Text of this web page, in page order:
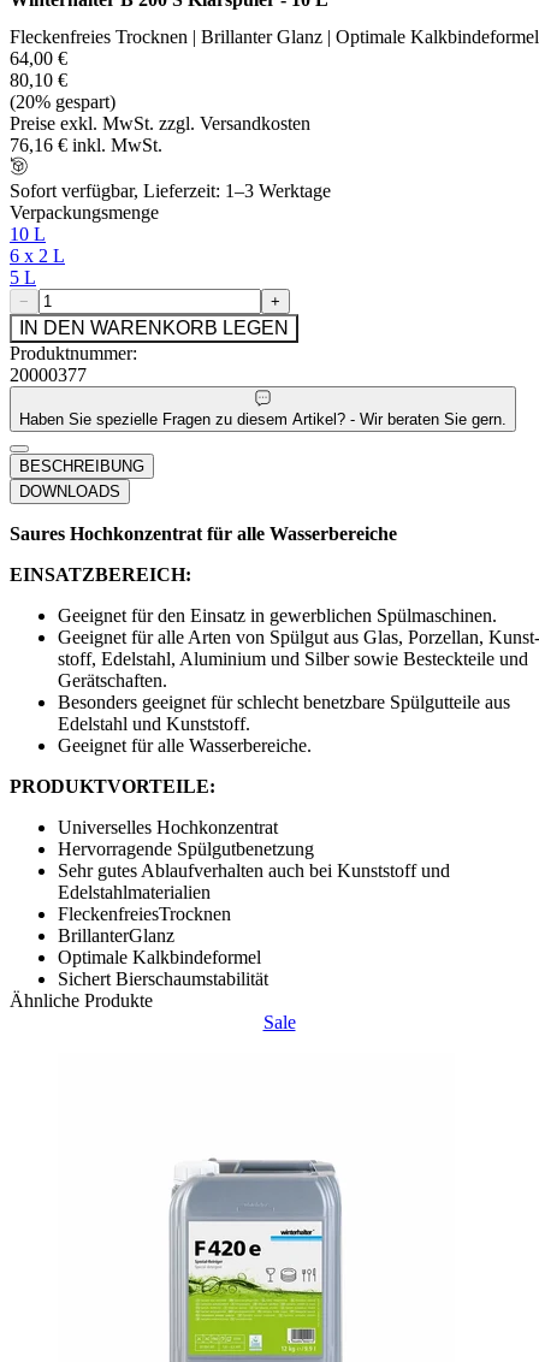
Fleckenfreies Trocknen | Brillanter Glanz | Optimale Kalkbindeformel
64,00 €
80,10 €
(20% gespart)
Preise exkl. MwSt. zzgl. Versandkosten
76,16 € inkl. MwSt.
Sofort verfügbar, Lieferzeit: 1–3 Werktage
Verpackungsmenge
10 L
6 x 2 L
5 L
− +
IN DEN WARENKORB LEGEN
Produktnummer:
20000377
Haben Sie spezielle Fragen zu diesem Artikel? - Wir beraten Sie gern.
BESCHREIBUNG
DOWNLOADS
Saures Hochkonzentrat für alle Wasserbereiche
EINSATZBEREICH:
Geeignet für den Einsatz in gewerblichen Spülmaschinen.
Geeignet für alle Arten von Spülgut aus Glas, Porzellan, Kunst-
stoff, Edelstahl, Aluminium und Silber sowie Besteckteile und
Gerätschaften.
Besonders geeignet für schlecht benetzbare Spülgutteile aus
Edelstahl und Kunststoff.
Geeignet für alle Wasserbereiche.
PRODUKTVORTEILE:
Universelles Hochkonzentrat
Hervorragende Spülgutbenetzung
Sehr gutes Ablaufverhalten auch bei Kunststoff und
Edelstahlmaterialien
FleckenfreiesTrocknen
BrillanterGlanz
Optimale Kalkbindeformel
Sichert Bierschaumstabilität
Ähnliche Produkte
Sale